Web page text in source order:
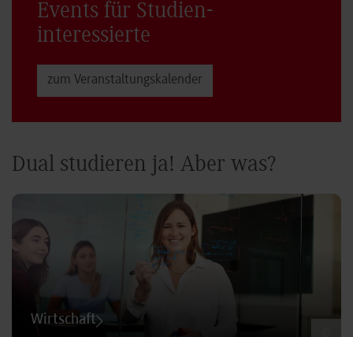
Events für Studien­
interessierte
zum Veranstaltungs­kalender
Dual studieren ja! Aber was?
Wirtschaft